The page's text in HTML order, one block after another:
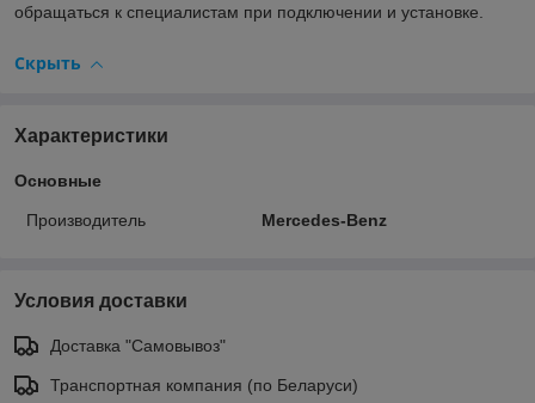
обращаться к специалистам при подключении и установке.
Скрыть
Характеристики
Основные
Производитель Mercedes-Benz
Условия доставки
Доставка "Самовывоз"
Транспортная компания (по Беларуси)